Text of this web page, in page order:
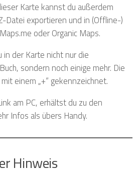
Karte kannst du außerdem
Datei exportieren und in (Offline-)
oder Organic Maps.
der Karte nicht nur die
sondern noch einige mehr. Die
einem „+“ gekennzeichnet.
am PC, erhältst du zu den
Infos als übers Handy.
Hinweis